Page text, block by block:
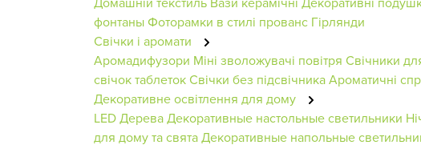
фонтаныФоторамки в стилі прованс Гірлянди
Свічки і аромати
Аромадифузори Міні зволожувачі повітря Свічники
свічок таблетокСвічки без підсвічникаАроматичні
Декоративне освітлення для дому
LED ДереваДекоративные настольные светильники
для дому та святаДекоративные напольные